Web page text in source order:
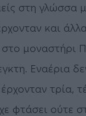
στη γλώσσα
και
Εναέρια
τρία,
φτάσει ούτε